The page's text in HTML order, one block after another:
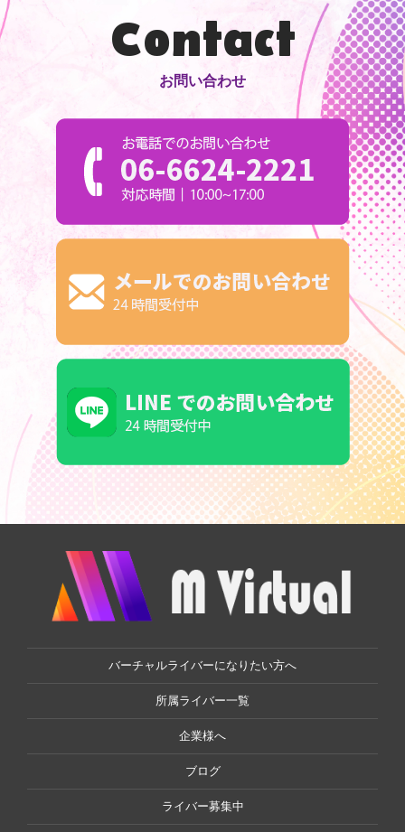
Contact
お問い合わせ
バーチャルライバーになりたい方へ
所属ライバー一覧
企業様へ
ブログ
ライバー募集中